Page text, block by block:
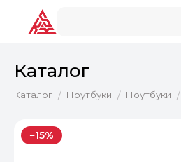
Каталог
Каталог / Ноутбуки / Ноутбуки /
−15%